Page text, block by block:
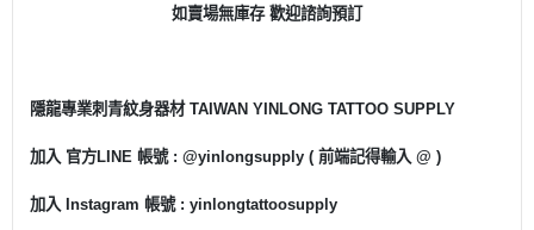
如賣場無庫存 歡迎諮詢預訂
隱龍專業刺青紋身器材 TAIWAN YINLONG TATTOO SUPPLY
加入 官方LINE 帳號 : @yinlongsupply ( 前端記得輸入 @ )
加入 Instagram 帳號 : yinlongtattoosupply